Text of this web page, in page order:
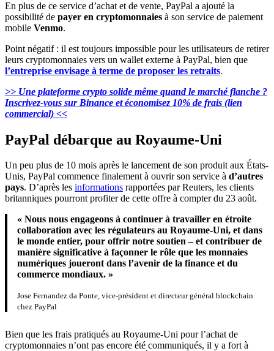
En plus de ce service d’achat et de vente, PayPal a ajouté la
possibilité de payer en cryptomonnaies à son service de paiement
mobile Venmo.
Point négatif : il est toujours impossible pour les utilisateurs de retirer
leurs cryptomonnaies vers un wallet externe à PayPal, bien que
l’entreprise envisage à terme de proposer les retraits.
>> Une plateforme crypto solide même quand le marché flanche ?
Inscrivez-vous sur Binance et économisez 10% de frais (lien
commercial) <<
PayPal débarque au Royaume-Uni
Un peu plus de 10 mois après le lancement de son produit aux États-
Unis, PayPal commence finalement à ouvrir son service à d’autres
pays. D’après les informations rapportées par Reuters, les clients
britanniques pourront profiter de cette offre à compter du 23 août.
« Nous nous engageons à continuer à travailler en étroite
collaboration avec les régulateurs au Royaume-Uni, et dans
le monde entier, pour offrir notre soutien – et contribuer de
manière significative à façonner le rôle que les monnaies
numériques joueront dans l’avenir de la finance et du
commerce mondiaux. »
Jose Fernandez da Ponte, vice-président et directeur général blockchain
chez PayPal
Bien que les frais pratiqués au Royaume-Uni pour l’achat de
cryptomonnaies n’ont pas encore été communiqués, il y a fort à